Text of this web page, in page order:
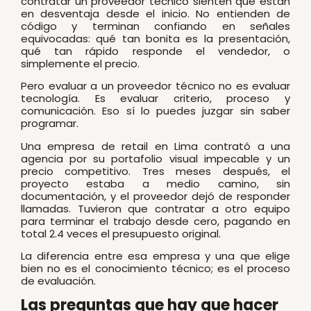
en desventaja desde el inicio. No entienden de
código y terminan confiando en señales
equivocadas: qué tan bonita es la presentación,
qué tan rápido responde el vendedor, o
simplemente el precio.
Pero evaluar a un proveedor técnico no es evaluar
tecnología. Es evaluar criterio, proceso y
comunicación. Eso sí lo puedes juzgar sin saber
programar.
Una empresa de retail en Lima contrató a una
agencia por su portafolio visual impecable y un
precio competitivo. Tres meses después, el
proyecto estaba a medio camino, sin
documentación, y el proveedor dejó de responder
llamadas. Tuvieron que contratar a otro equipo
para terminar el trabajo desde cero, pagando en
total 2.4 veces el presupuesto original.
La diferencia entre esa empresa y una que elige
bien no es el conocimiento técnico; es el proceso
de evaluación.
Las preguntas que hay que hacer